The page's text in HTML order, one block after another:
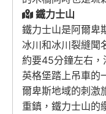
鐵力士山
鐵力士山是阿爾卑
冰川和冰川裂縫聞
約要45分鐘左右，
英格堡踏上吊車的
爾卑斯地域的刺激
重鎮，鐵力士山的